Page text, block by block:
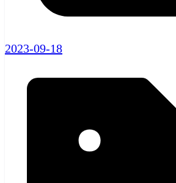
2023-09-18